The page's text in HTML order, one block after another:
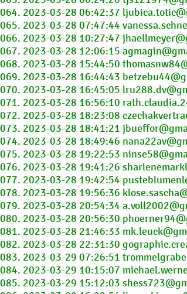
064. 2023-03-28 06:42:37
065. 2023-03-28 07:47:44
066. 2023-03-28 10:27:47
067. 2023-03-28 12:06:15
068. 2023-03-28 15:44:50
069. 2023-03-28 16:44:43
070. 2023-03-28 16:45:05
071. 2023-03-28 16:56:10
072. 2023-03-28 18:23:08
073. 2023-03-28 18:41:21
074. 2023-03-28 18:49:46
075. 2023-03-28 19:22:53
076. 2023-03-28 19:41:26
077. 2023-03-28 19:42:54
078. 2023-03-28 19:56:36
079. 2023-03-28 20:54:34
080. 2023-03-28 20:56:30
081. 2023-03-28 21:46:33
082. 2023-03-28 22:31:30
083. 2023-03-29 07:26:51
084. 2023-03-29 10:15:07
085. 2023-03-29 15:12:03